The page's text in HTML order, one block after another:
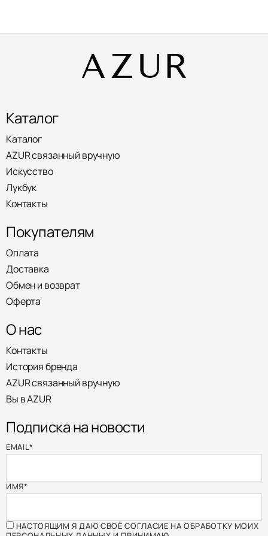
Каталог
Каталог
AZUR связанный вручную
Искусство
Лукбук
Контакты
Покупателям
Оплата
Доставка
Обмен и возврат
Оферта
О нас
Контакты
История бренда
AZUR связанный вручную
Вы в AZUR
Подписка на новости
EMAIL*
ИМЯ*
НАСТОЯЩИМ Я ДАЮ СВОЁ СОГЛАСИЕ НА ОБРАБОТКУ МОИХ